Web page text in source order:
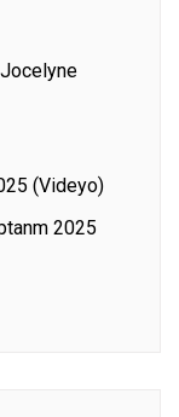
Jocelyne
(Videyo)
2025